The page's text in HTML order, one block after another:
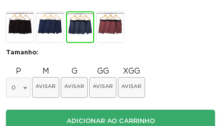
Tamanho:
P
0
M
AVISAR
G
AVISAR
GG
AVISAR
XGG
AVISAR
ADICIONAR AO CARRINHO